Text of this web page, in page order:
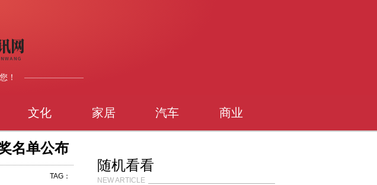
！
文化 家居 汽车 商业
名单公布
TAG：
随机看看
NEW ARTICLE